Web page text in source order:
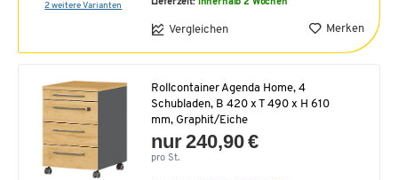
2 weitere Varianten Lieferzeit: innerhalb 2 Wochen
Vergleichen Merken
Rollcontainer Agenda Home, 4
Schubladen, B 420 x T 490 x H 610
mm, Graphit/Eiche
nur 240,90 €
pro St.